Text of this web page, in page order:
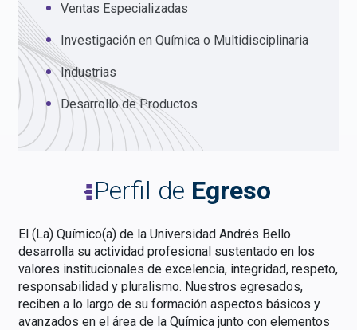
Ventas Especializadas
Investigación en Química o Multidisciplinaria
Industrias
Desarrollo de Productos
Perfil de Egreso
El (La) Químico(a) de la Universidad Andrés Bello
desarrolla su actividad profesional sustentado en los
valores institucionales de excelencia, integridad, respeto,
responsabilidad y pluralismo. Nuestros egresados,
reciben a lo largo de su formación aspectos básicos y
avanzados en el área de la Química junto con elementos